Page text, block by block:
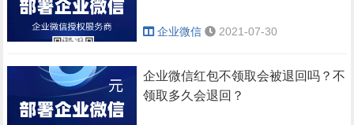
企业微信 2021-07-30
企业微信红包不领取会被退回吗？不
领取多久会退回？